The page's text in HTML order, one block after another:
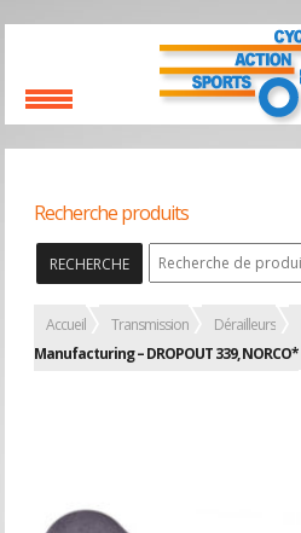
Recherche produits
RECHERCHE
Accueil Transmission Dérailleurs
Manufacturing – DROPOUT 339, NORCO*